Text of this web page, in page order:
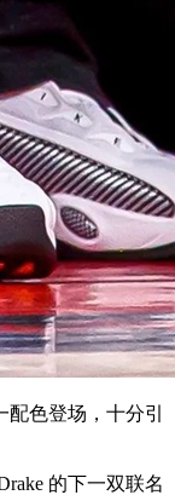
色登场，十分引
的下一双联名